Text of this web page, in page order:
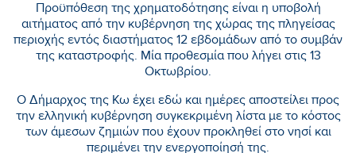
Προϋπόθεση της χρηματοδότησης είναι η υποβολή
αιτήματος από την κυβέρνηση της χώρας της πληγείσας
περιοχής εντός διαστήματος 12 εβδομάδων από το συμβάν
της καταστροφής. Μία προθεσμία που λήγει στις 13
Οκτωβρίου.
Ο Δήμαρχος της Κω έχει εδώ και ημέρες αποστείλει προς
την ελληνική κυβέρνηση συγκεκριμένη λίστα με το κόστος
των άμεσων ζημιών που έχουν προκληθεί στο νησί και
περιμένει την ενεργοποίησή της.